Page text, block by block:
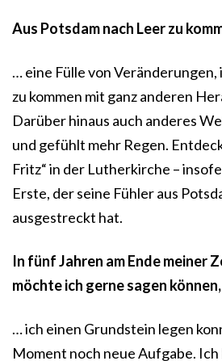
Aus Potsdam nach Leer zu
… eine Fülle von
zu kommen mit ganz anderen
Darüber hinaus auch anderes
und gefühlt mehr Regen.
Fritz“ in der Lutherkirche –
Erste, der seine Fühler aus
ausgestreckt hat.
In fünf Jahren am Ende meiner
möchte ich gerne sagen
… ich einen Grundstein legen
Moment noch neue Aufgabe.